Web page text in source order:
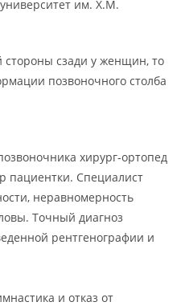
им. Х.М.
стороны сзади у женщин, то
позвоночного столба
хирург-ортопед
пациентки. Специалист
неравномерность
Точный диагноз
рентгенографии и
и отказ от